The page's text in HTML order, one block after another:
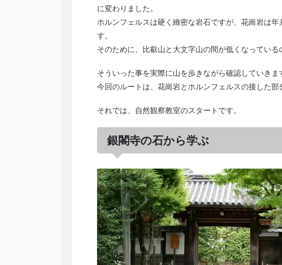
に変わりました。
ホルンフェルスは硬く緻密な岩石ですが、花崗岩は
す。
そのために、比叡山と大文字山の間が低くなっている
そういった事を実際に山を歩きながら確認していきま
今回のルートは、花崗岩とホルンフェルスの接した部
それでは、自然観察教室のスタートです。
銀閣寺の石から学ぶ